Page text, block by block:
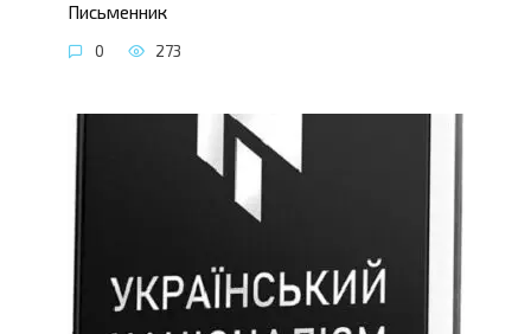
Письменник
0 273